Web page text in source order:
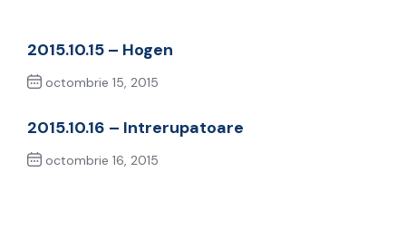
2015.10.15 – Hogen
octombrie 15, 2015
2015.10.16 – Intrerupatoare
octombrie 16, 2015